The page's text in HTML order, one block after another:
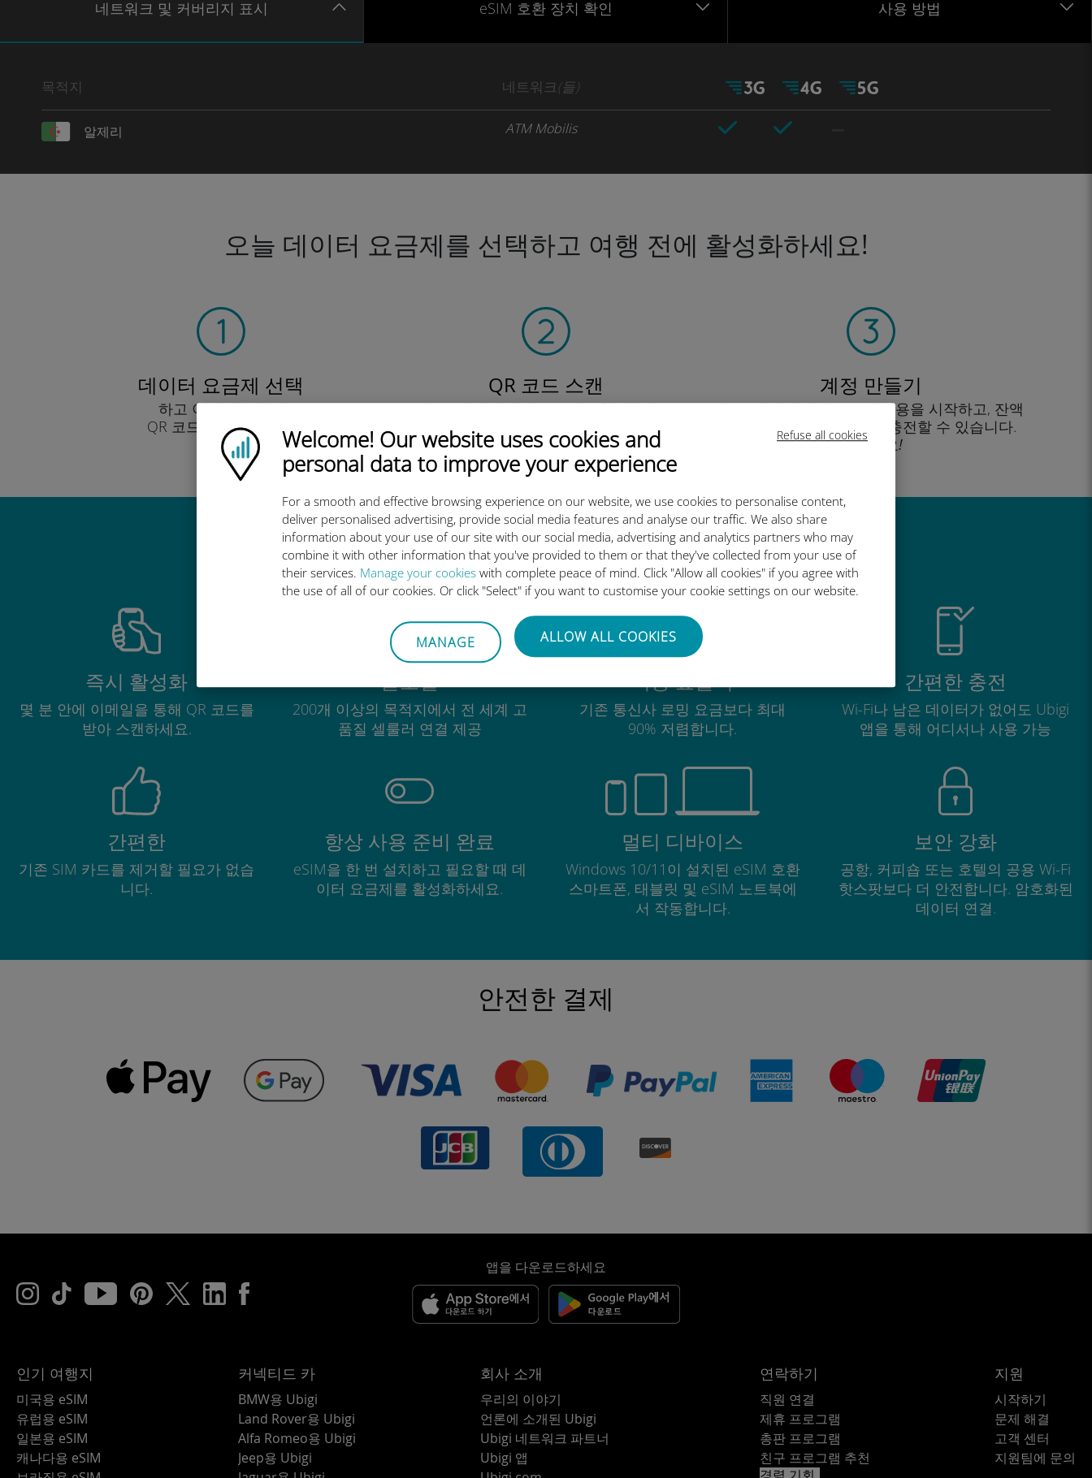
Refuse all cookies
Ubigi logo
Welcome! Our website uses cookies and
personal data to improve your experience
For a smooth and effective browsing experience on our website, we use cookies to personalise content,
deliver personalised advertising, provide social media features and analyse our traffic. We also share
information about your use of our site with our social media, advertising and analytics partners who may
combine it with other information that you've provided to them or that they've collected from your use of
their services. Manage your cookies with complete peace of mind. Click "Allow all cookies" if you agree with
the use of all of our cookies. Or click "Select" if you want to customise your cookie settings on our website.
MANAGE ALLOW ALL COOKIES
네트워크 및 커버리지 표시 eSIM 호환 장치 확인 사용 방법
목적지 네트워크(들)
알제리 ATM Mobilis
오늘 데이터 요금제를 선택하고 여행 전에 활성화하세요!
데이터 요금제 선택
하고 이메일을 통해
QR 코드로 받아보세요.
빨리!
QR 코드 스캔
을 클릭해 데이터 요금제를 활성화하고
유비기 eSIM을 설치하세요. 간단합니다!
계정 만들기
을 클릭해 데이터 요금제 사용을 시작하고, 잔액
을 확인하고 이동 중에도 충전할 수 있습니다.
즐기세요!
유비기 국제 eSIM이 우수한 이유
즉시 활성화
몇 분 안에 이메일을 통해 QR 코드를
받아 스캔하세요.
글로벌
200개 이상의 목적지에서 전 세계 고
품질 셀룰러 연결 제공
비용 효율적
기존 통신사 로밍 요금보다 최대
90% 저렴합니다.
간편한 충전
Wi-Fi나 남은 데이터가 없어도 Ubigi
앱을 통해 어디서나 사용 가능
간편한
기존 SIM 카드를 제거할 필요가 없습
니다.
항상 사용 준비 완료
eSIM을 한 번 설치하고 필요할 때 데
이터 요금제를 활성화하세요.
멀티 디바이스
Windows 10/11이 설치된 eSIM 호환
스마트폰, 태블릿 및 eSIM 노트북에
서 작동합니다.
보안 강화
공항, 커피숍 또는 호텔의 공용 Wi-Fi
핫스팟보다 더 안전합니다. 암호화된
데이터 연결.
안전한 결제
앱을 다운로드하세요
인기 여행지
미국용 eSIM
유럽용 eSIM
일본용 eSIM
캐나다용 eSIM
커넥티드 카
BMW용 Ubigi
Land Rover용 Ubigi
Alfa Romeo용 Ubigi
Jeep용 Ubigi
회사 소개
우리의 이야기
언론에 소개된 Ubigi
Ubigi 네트워크 파트너
Ubigi 앱
연락하기
직원 연결
제휴 프로그램
총판 프로그램
친구 프로그램 추천
지원
시작하기
문제 해결
고객 센터
지원팀에 문의